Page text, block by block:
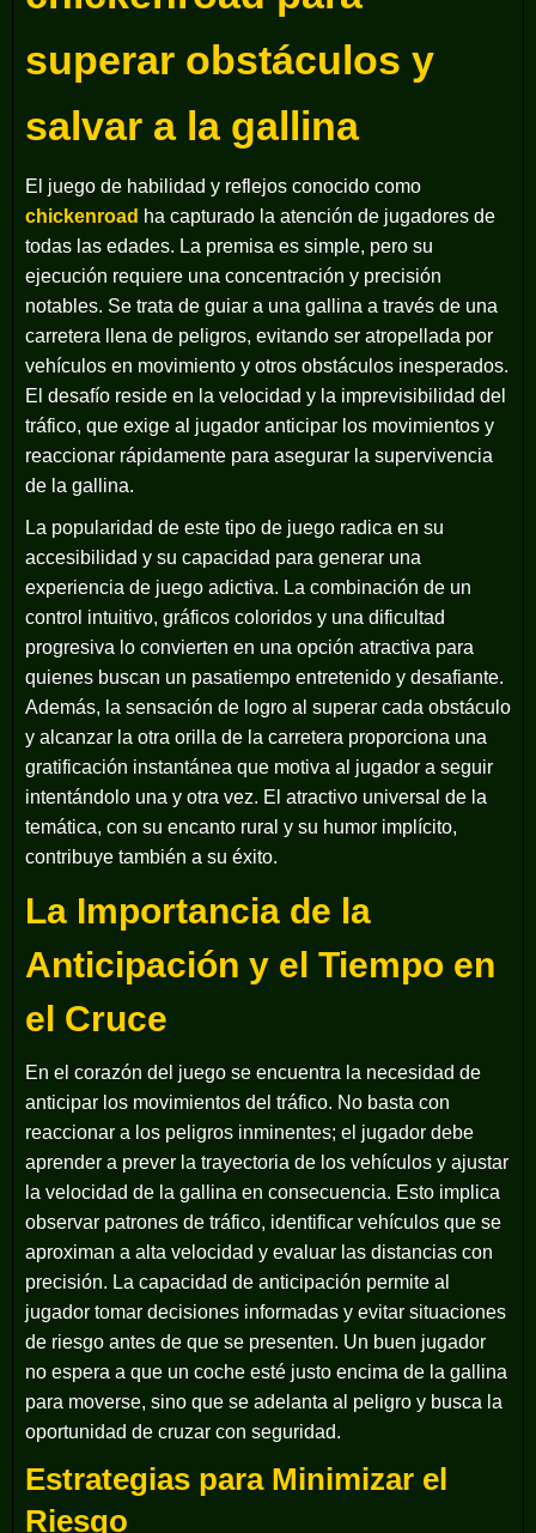
superar obstáculos y
salvar a la gallina
El juego de habilidad y reflejos conocido como
chickenroad ha capturado la atención de jugadores de
todas las edades. La premisa es simple, pero su
ejecución requiere una concentración y precisión
notables. Se trata de guiar a una gallina a través de una
carretera llena de peligros, evitando ser atropellada por
vehículos en movimiento y otros obstáculos inesperados.
El desafío reside en la velocidad y la imprevisibilidad del
tráfico, que exige al jugador anticipar los movimientos y
reaccionar rápidamente para asegurar la supervivencia
de la gallina.
La popularidad de este tipo de juego radica en su
accesibilidad y su capacidad para generar una
experiencia de juego adictiva. La combinación de un
control intuitivo, gráficos coloridos y una dificultad
progresiva lo convierten en una opción atractiva para
quienes buscan un pasatiempo entretenido y desafiante.
Además, la sensación de logro al superar cada obstáculo
y alcanzar la otra orilla de la carretera proporciona una
gratificación instantánea que motiva al jugador a seguir
intentándolo una y otra vez. El atractivo universal de la
temática, con su encanto rural y su humor implícito,
contribuye también a su éxito.
La Importancia de la
Anticipación y el Tiempo en
el Cruce
En el corazón del juego se encuentra la necesidad de
anticipar los movimientos del tráfico. No basta con
reaccionar a los peligros inminentes; el jugador debe
aprender a prever la trayectoria de los vehículos y ajustar
la velocidad de la gallina en consecuencia. Esto implica
observar patrones de tráfico, identificar vehículos que se
aproximan a alta velocidad y evaluar las distancias con
precisión. La capacidad de anticipación permite al
jugador tomar decisiones informadas y evitar situaciones
de riesgo antes de que se presenten. Un buen jugador
no espera a que un coche esté justo encima de la gallina
para moverse, sino que se adelanta al peligro y busca la
oportunidad de cruzar con seguridad.
Estrategias para Minimizar el
Riesgo